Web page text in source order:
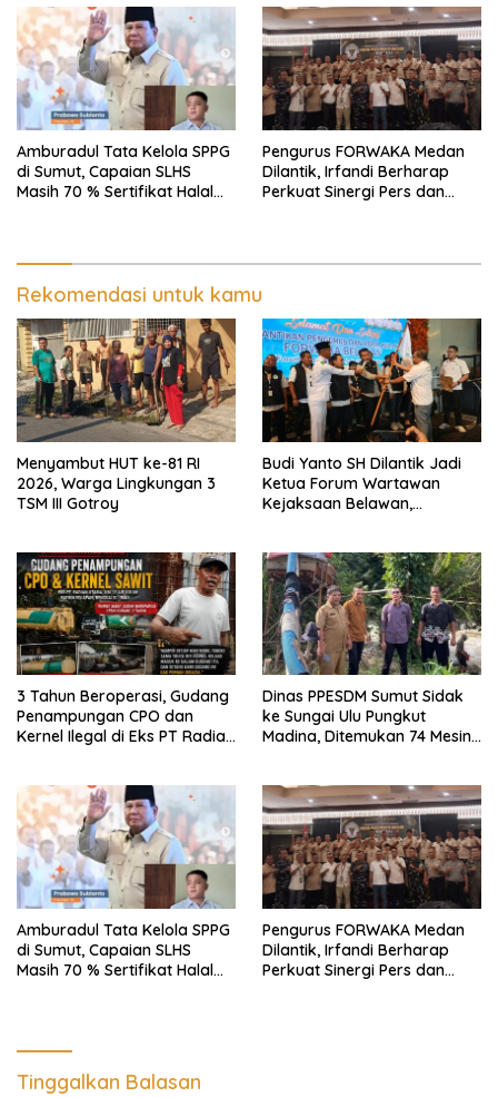
Rusak
Amburadul Tata Kelola SPPG
di Sumut, Capaian SLHS
Masih 70 % Sertifikat Halal
Pemantau dan Pengawas
MBG
Pengurus FORWAKA Medan
Dilantik, Irfandi Berharap
Perkuat Sinergi Pers dan
Rekomendasi untuk kamu
Menyambut HUT ke-81 RI
2026, Warga Lingkungan 3
TSM III Gotroy
Budi Yanto SH Dilantik Jadi
Ketua Forum Wartawan
Kejaksaan Belawan,
Pendampingan Hukum dan
Ekomoni Semua Anggota
3 Tahun Beroperasi, Gudang
Penampungan CPO dan
Kernel Ilegal di Eks PT Radian
Dinas PPESDM Sumut Sidak
ke Sungai Ulu Pungkut
Madina, Ditemukan 74 Mesin
Rusak
Amburadul Tata Kelola SPPG
di Sumut, Capaian SLHS
Masih 70 % Sertifikat Halal
Pemantau dan Pengawas
MBG
Pengurus FORWAKA Medan
Dilantik, Irfandi Berharap
Perkuat Sinergi Pers dan
Tinggalkan Balasan